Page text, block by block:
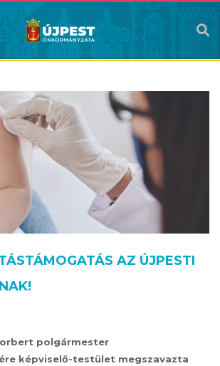
megnyitása
AZ ÚJPESTI
polgármester
képviselő-testület megszavazta